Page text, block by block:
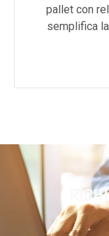
pallet con
semplifica